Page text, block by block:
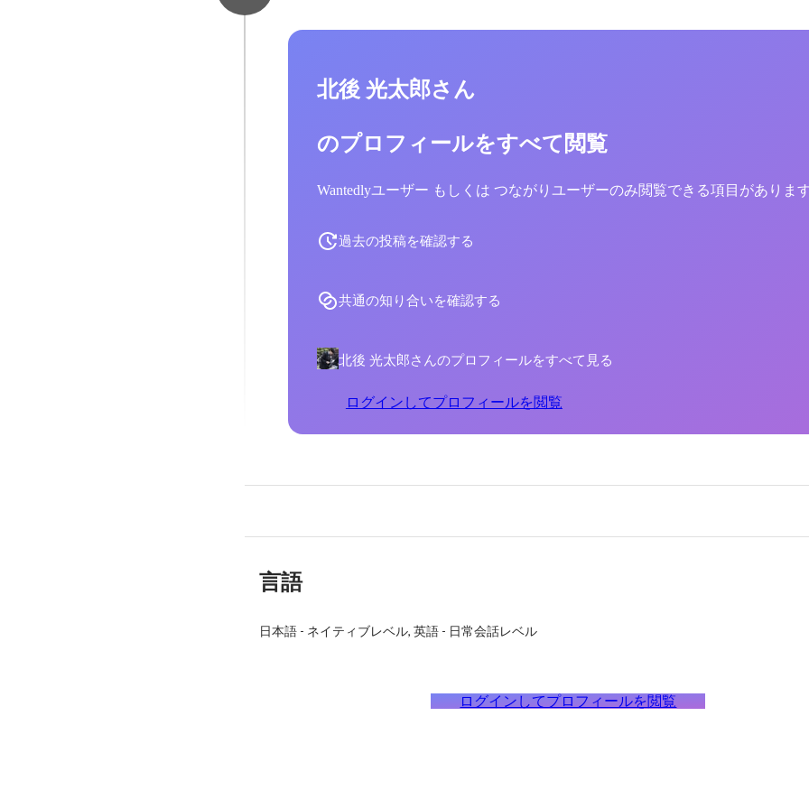
北後 光太郎さん
のプロフィールをすべて閲覧
Wantedlyユーザー もしくは つながりユーザーのみ閲覧できる項目がありま
過去の投稿を確認する
共通の知り合いを確認する
北後 光太郎さんのプロフィールをすべて見る
ログインしてプロフィールを閲覧
言語
日本語- ネイティブレベル 英語- 日常会話レベル
ログインしてプロフィールを閲覧